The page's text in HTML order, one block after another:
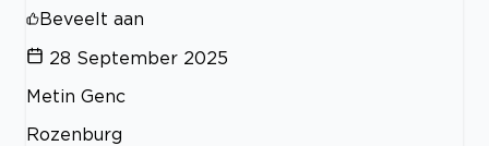
Beveelt aan
28 September 2025
Metin Genc
Rozenburg